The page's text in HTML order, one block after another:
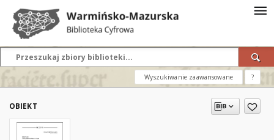
Wyszukiwanie zaawansowane ?
OBIEKT